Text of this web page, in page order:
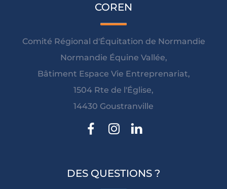
COREN
Comité Régional d'Équitation de Normandie
Normandie Équine Vallée,
Bâtiment Espace Vie Entreprenariat,
1504 Rte de l'Église,
14430 Goustranville
DES QUESTIONS ?